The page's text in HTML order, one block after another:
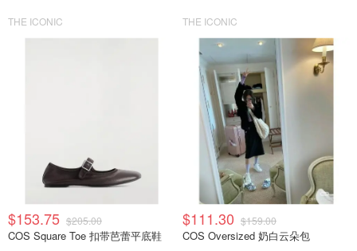
THE ICONIC THE ICONIC
$153.75 $205.00
COS Square Toe 扣带芭蕾平底鞋
$111.30 $159.00
COS Oversized 奶白云朵包